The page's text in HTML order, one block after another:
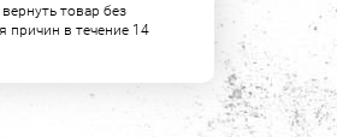
товар без
причин в течение 14